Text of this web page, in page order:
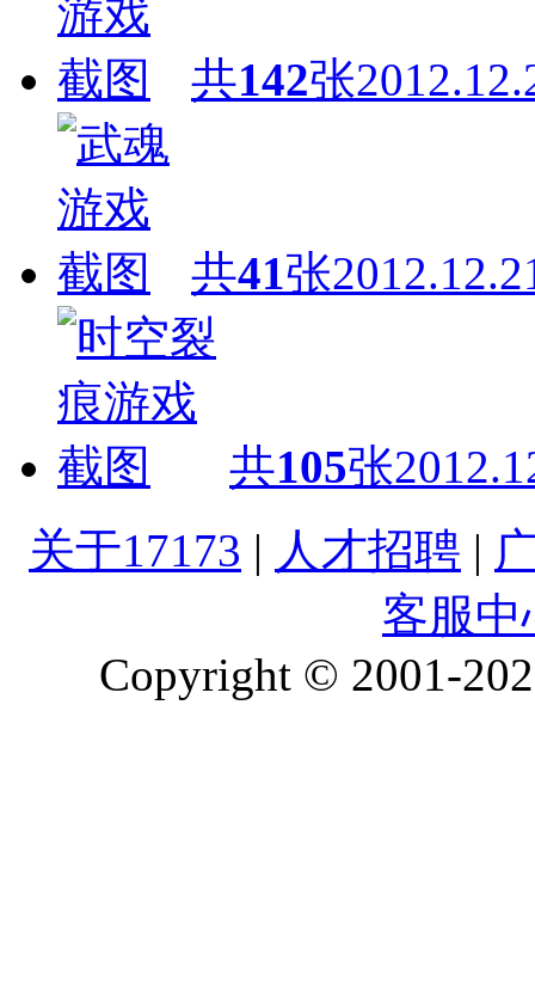
共142张
共41张
共105张
关于17173 | 人才招聘 |
客服中
Copyright © 2001-